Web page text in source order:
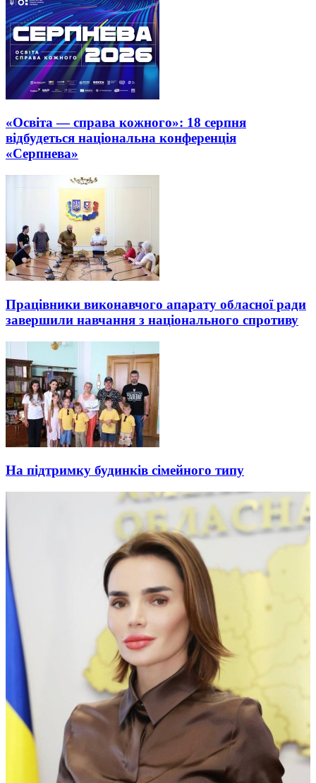
«Освіта — справа кожного»: 18 серпня
відбудеться національна конференція
«Серпнева»
Працівники виконавчого апарату обласної ради
завершили навчання з національного спротиву
На підтримку будинків сімейного типу